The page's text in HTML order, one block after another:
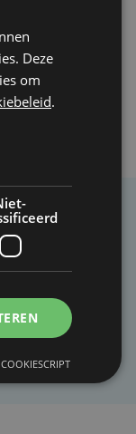
Deze
om
.